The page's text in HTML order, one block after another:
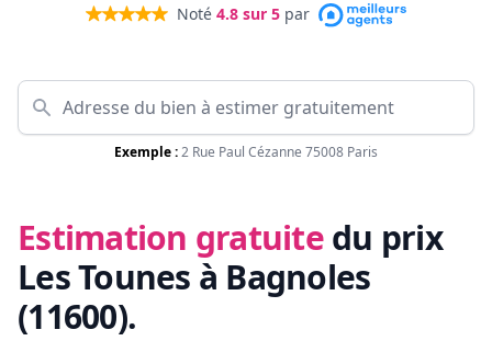
Noté 4.8 sur 5 par
Exemple :2 Rue Paul Cézanne 75008 Paris
Estimation gratuite du prix
Les Tounes à Bagnoles
(11600).